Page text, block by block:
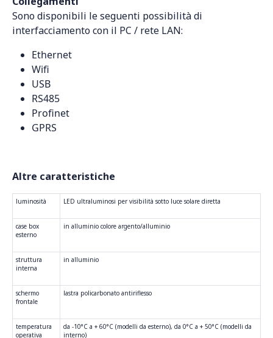
Sono disponibili le seguenti possibilità di
interfacciamento con il PC / rete LAN:
Ethernet
Wifi
USB
RS485
Profinet
GPRS
Altre caratteristiche
luminosità LED ultraluminosi per visibilità sotto luce solare diretta
case box
esterno
in alluminio colore argento/alluminio
struttura
interna
in alluminio
schermo
frontale
lastra policarbonato antiriflesso
temperatura
operativa
da -10°C a + 60°C (modelli da esterno), da 0°C a + 50°C (modelli da
interno)